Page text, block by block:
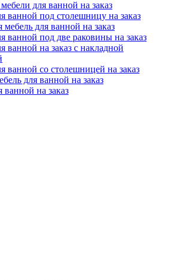
для ванной на заказ
ванной под столешницу на заказ
мебель для ванной на заказ
ванной под две раковины на заказ
ванной на заказ с накладной
ванной со столешницей на заказ
для ванной на заказ
на заказ